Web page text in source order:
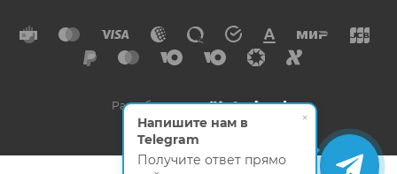
Разработано в
×
Напишите нам в
Telegram
Получите ответ прямо